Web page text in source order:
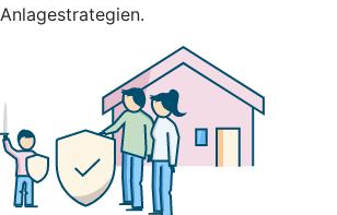
Anlagestrategien.